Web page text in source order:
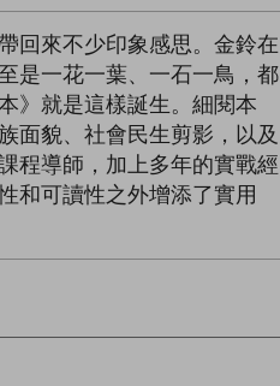
回來不少印象感思。金鈴在
是一花一葉、一石一鳥，都
》就是這樣誕生。細閱本
面貌、社會民生剪影，以及
程導師，加上多年的實戰經
和可讀性之外增添了實用